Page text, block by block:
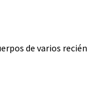
de varios